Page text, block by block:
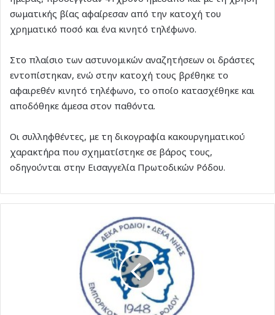
σωματικής βίας αφαίρεσαν από την κατοχή του
χρηματικό ποσό και ένα κινητό τηλέφωνο.
Στο πλαίσιο των αστυνομικών αναζητήσεων οι δράστες
εντοπίστηκαν, ενώ στην κατοχή τους βρέθηκε το
αφαιρεθέν κινητό τηλέφωνο, το οποίο κατασχέθηκε και
αποδόθηκε άμεσα στον παθόντα.
Οι συλληφθέντες, με τη δικογραφία κακουργηματικού
χαρακτήρα που σχηματίστηκε σε βάρος τους,
οδηγούνται στην Εισαγγελία Πρωτοδικών Ρόδου.